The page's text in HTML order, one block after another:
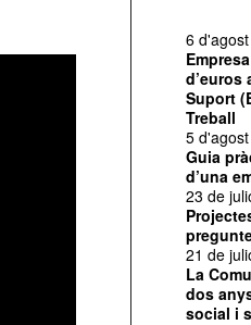
Suport
Treball
6
Guia
d’una
5
23 de
La
dos
social i
21 de